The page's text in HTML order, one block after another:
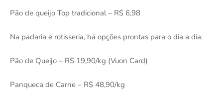
Pão de queijo Top tradicional – R$ 6,98
Na padaria e rotisseria, há opções prontas para o dia a dia:
Pão de Queijo – R$ 19,90/kg (Vuon Card)
Panqueca de Carne – R$ 48,90/kg